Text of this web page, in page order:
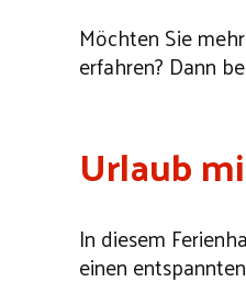
Möchten Sie
erfahren? Dann
Urlaub
In diesem
einen